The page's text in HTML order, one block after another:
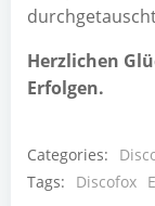
Herz­li­chen
Erfolgen.
Categories:
Tags:
Discofox